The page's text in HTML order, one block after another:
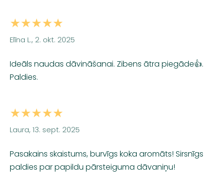
★★★★★
Elīna L., 2. okt. 2025
Ideāls naudas dāvināšanai. Zibens ātra piegāde👍.
Paldies.
★★★★★
Laura, 13. sept. 2025
Pasakains skaistums, burvīgs koka aromāts! Sirsnīgs
paldies par papildu pārsteiguma dāvaniņu!